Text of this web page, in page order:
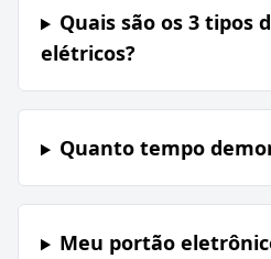
Quais são os 3 tipos
elétricos?
Quanto tempo
Meu portão